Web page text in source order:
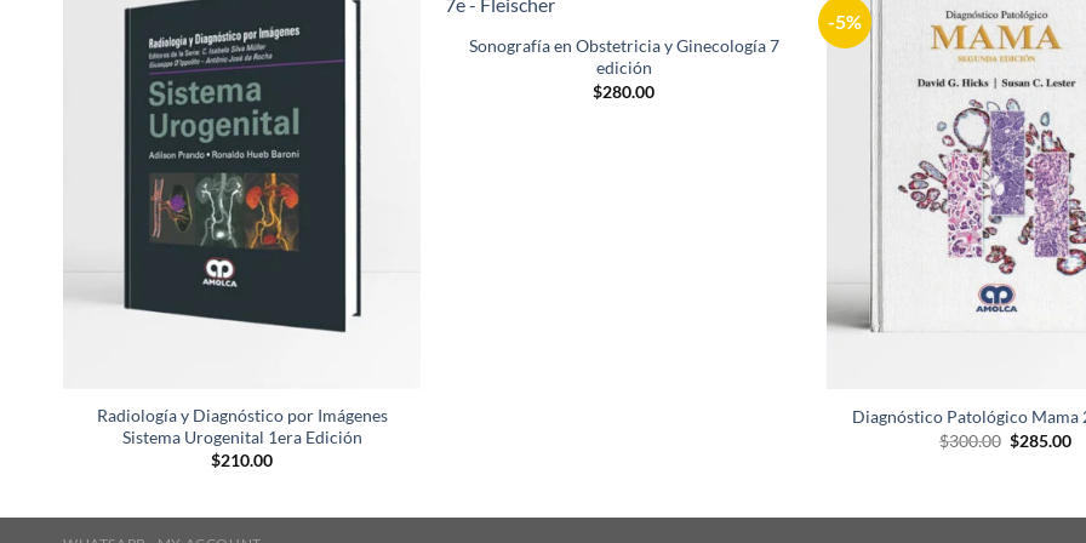
Radiología y Diagnóstico por Imágenes
Sistema Urogenital 1era Edición
$210.00
a la
lista de
Sonografía en Obstetricia y Ginecología 7
edición
$280.00
-5%
Diagnóstico Patológico Mama
$300.00 El
$285.00El